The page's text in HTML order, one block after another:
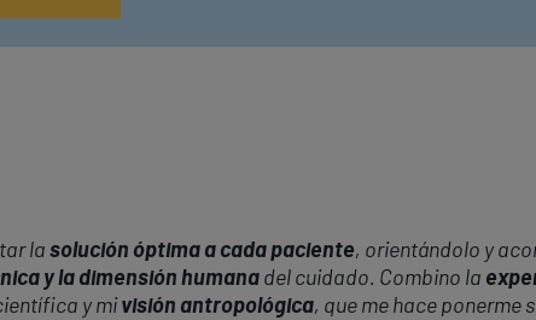
la solución óptima a cada paciente, orientándolo y
y la dimensión humana del cuidado. Combino la
y mi visión antropológica, que me hace ponerme